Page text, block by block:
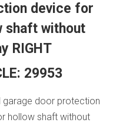
device for
shaft without
RIGHT
29953
garage door protection
hollow shaft without